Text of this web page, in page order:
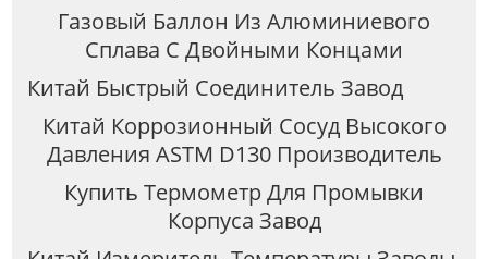
Газовый Баллон Из Алюминиевого
Сплава С Двойными Концами
Китай Быстрый Соединитель Завод
Китай Коррозионный Сосуд Высокого
Давления ASTM D130 Производитель
Купить Термометр Для Промывки
Корпуса Завод